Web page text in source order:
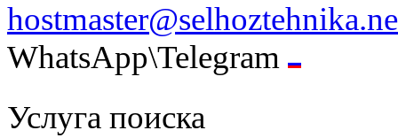
WhatsApp\Telegram
Услуга поиска